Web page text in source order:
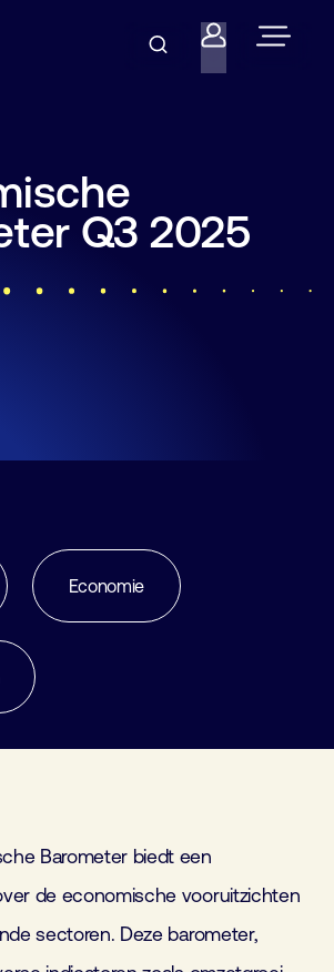
Q3 2025
Economie
Barometer biedt een
de economische vooruitzichten
sectoren. Deze barometer,